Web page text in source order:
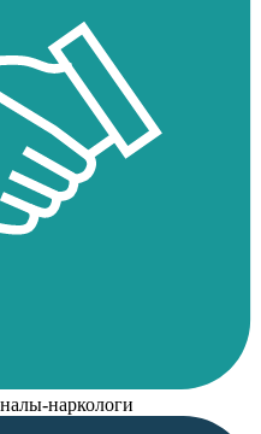
наркологи